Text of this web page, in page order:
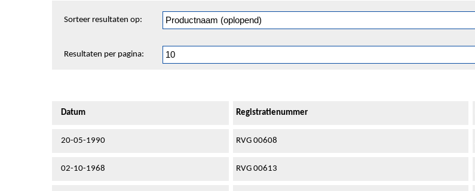
en
Sorteer resultaten op:
Resultaten per pagina:
Datum Registratienummer
20-05-1990 RVG 00608
02-10-1968 RVG 00613